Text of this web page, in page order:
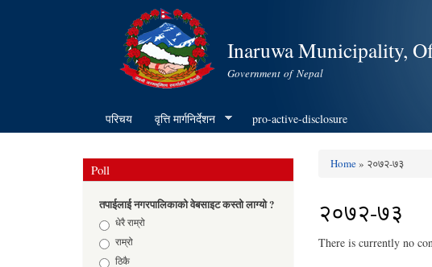
Inaruwa Municipality,
Government of Nepal
परिचय वृत्ति मार्गनिर्देशन pro-active-disclosure
Poll
तपाईलाई नगरपालिकाको वेबसाइट कस्तो लाग्यो ?
Choicesधेरै राम्रो
राम्रो
ठिकै
Home» २०७२-७३
२०७२-७३
There is currently no